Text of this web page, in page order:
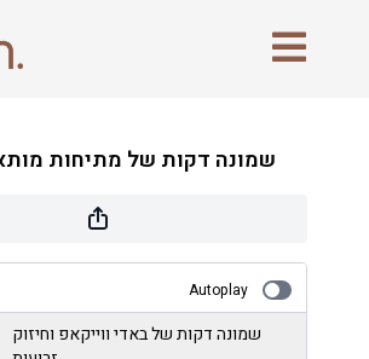
שמונה דקות של מתיחות
Autoplay
שמונה דקות של באדי ווייקאפ וחיזוק